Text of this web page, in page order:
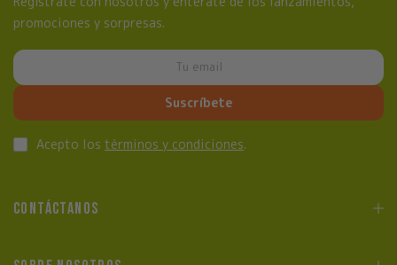
promociones y sorpresas.
Suscríbete
Acepto los términos y condiciones.
CONTÁCTANOS